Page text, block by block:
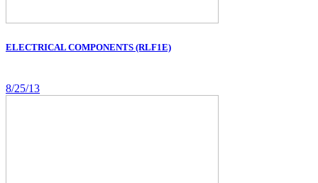
ELECTRICAL COMPONENTS (RLF1E)
8/25/13